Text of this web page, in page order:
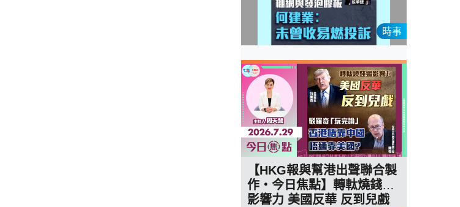
時事
【HKG報與幫港出聲聯合製
作‧今日焦點】轉軚燒錢遏
影響力 美國反華 反到兒戲